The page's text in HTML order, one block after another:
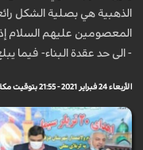
الذهبية هي بصلية الشكل
- الى حد عقدة البناء- فيما يبلغ قطرها 16.6 م
الأربعاء 24 فبراير 2021 - 21:55 بتوقيت مكة